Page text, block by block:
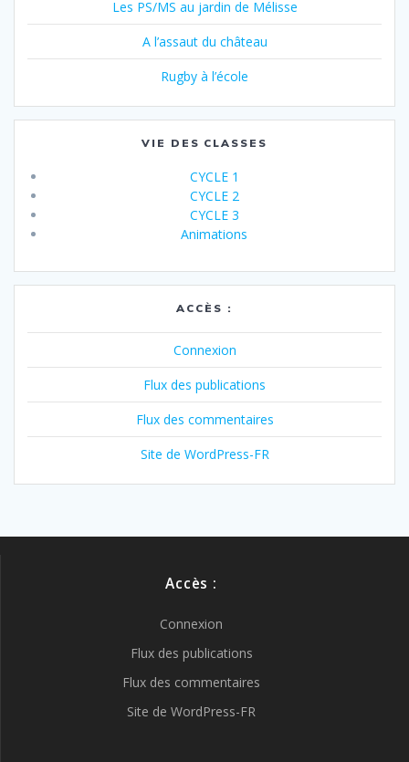
Les PS/MS au jardin de Mélisse
A l’assaut du château
Rugby à l’école
VIE DES CLASSES
CYCLE 1
CYCLE 2
CYCLE 3
Animations
ACCÈS :
Connexion
Flux des publications
Flux des commentaires
Site de WordPress-FR
Accès :
Connexion
Flux des publications
Flux des commentaires
Site de WordPress-FR